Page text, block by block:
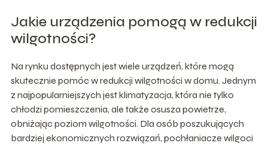
Jakie urządzenia pomogą w redukcji
wilgotności?
Na rynku dostępnych jest wiele urządzeń, które mogą
skutecznie pomóc w redukcji wilgotności w domu. Jednym
z najpopularniejszych jest klimatyzacja, która nie tylko
chłodzi pomieszczenia, ale także osusza powietrze,
obniżając poziom wilgotności. Dla osób poszukujących
bardziej ekonomicznych rozwiązań, pochłaniacze wilgoci